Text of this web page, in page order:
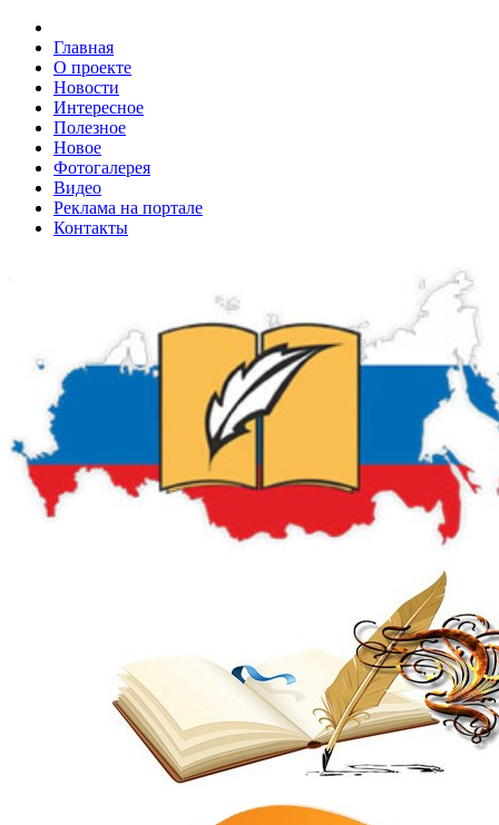
Главная
О проекте
Новости
Интересное
Полезное
Новое
Фотогалерея
Видео
Реклама на портале
Контакты